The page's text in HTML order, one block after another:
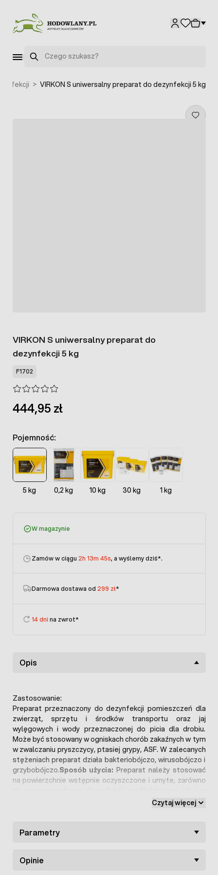
Szukaj
> VIRKON S uniwersalny preparat do dezynfekcji 5 kg
VIRKON S uniwersalny preparat do
dezynfekcji 5 kg
F1702
444,95 zł
Pojemność:
5 kg 0,2 kg 10 kg 30 kg 1 kg
W magazynie
Zamów w ciągu 2h 13m 45s, a wyślemy dziś*.
Darmowa dostawa od 299 zł*
14 dni na zwrot*
Opis
Zastosowanie:
Preparat przeznaczony do dezynfekcji pomieszczeń dla
zwierząt, sprzętu i środków transportu oraz jaj
wylęgowych i wody przeznaczonej do picia dla drobiu.
Może być stosowany w ogniskach chorób zakaźnych w tym
w zwalczaniu pryszczycy, ptasiej grypy, ASF. W zalecanych
stężeniach preparat działa bakteriobójczo, wirusobójczo i
grzybobójczo.Sposób użycia: Preparat należy stosować
na powierzchnie wstępnie oczyszczone i umyte, zarówno
warunkach zagrożenia epizootycznego. Preparat może
aparatów ciśnieniowych.
Dezynfekcja profilaktyczna
Czas działania 30 - 60 minut.
Dezynfekcja w ogniskach
Czytaj więcej
Parametry
Opinie